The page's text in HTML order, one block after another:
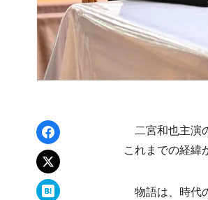
Facebookでシェア
xでポスト
はてなブックマーク
二宮和也主演
これまでの経緯
物語は、時代